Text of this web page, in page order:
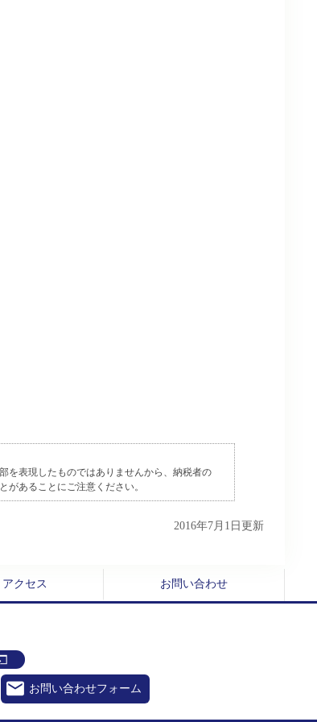
を表現したものではありませんから、納税者の
があることにご注意ください。
2016年7月1日更新
アクセス お問い合わせ
お問い合わせフォーム